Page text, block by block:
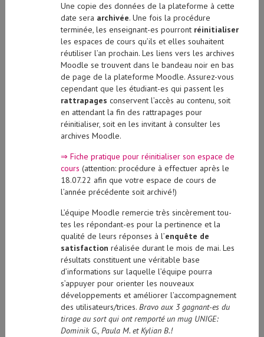
Une copie des données de la plateforme à cette
date sera archivée. Une fois la procédure
terminée, les enseignant-es pourront réinitialiser
les espaces de cours qu’ils et elles souhaitent
réutiliser l’an prochain. Les liens vers les archives
Moodle se trouvent dans le bandeau noir en bas
de page de la plateforme Moodle. Assurez-vous
cependant que les étudiant-es qui passent les
rattrapages conservent l’accès au contenu, soit
en attendant la fin des rattrapages pour
réinitialiser, soit en les invitant à consulter les
archives Moodle.
⇒ Fiche pratique pour réinitialiser son espace de
cours (attention: procédure à effectuer après le
18.07.22 afin que votre espace de cours de
l’année précédente soit archivé!)
L’équipe Moodle remercie très sincèrement tou-
tes les répondant-es pour la pertinence et la
qualité de leurs réponses à l’enquête de
satisfaction réalisée durant le mois de mai. Les
résultats constituent une véritable base
d’informations sur laquelle l’équipe pourra
s’appuyer pour orienter les nouveaux
développements et améliorer l’accompagnement
des utilisateurs/trices. Bravo aux 3 gagnant-es du
tirage au sort qui ont remporté un mug UNIGE:
Dominik G., Paula M. et Kylian B.!